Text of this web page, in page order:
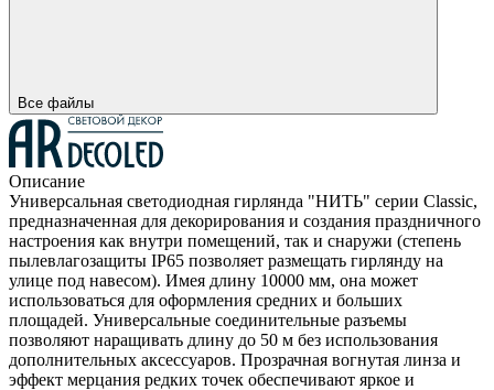
Все файлы
Описание
Универсальная светодиодная гирлянда "НИТЬ" серии Classic,
предназначенная для декорирования и создания праздничного
настроения как внутри помещений, так и снаружи (степень
пылевлагозащиты IP65 позволяет размещать гирлянду на
улице под навесом). Имея длину 10000 мм, она может
использоваться для оформления средних и больших
площадей. Универсальные соединительные разъемы
позволяют наращивать длину до 50 м без использования
дополнительных аксессуаров. Прозрачная вогнутая линза и
эффект мерцания редких точек обеспечивают яркое и